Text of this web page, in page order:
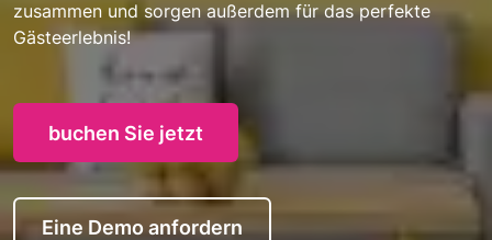
zusammen und sorgen außerdem für das perfekte
Gästeerlebnis!
buchen Sie jetzt
Eine Demo anfordern